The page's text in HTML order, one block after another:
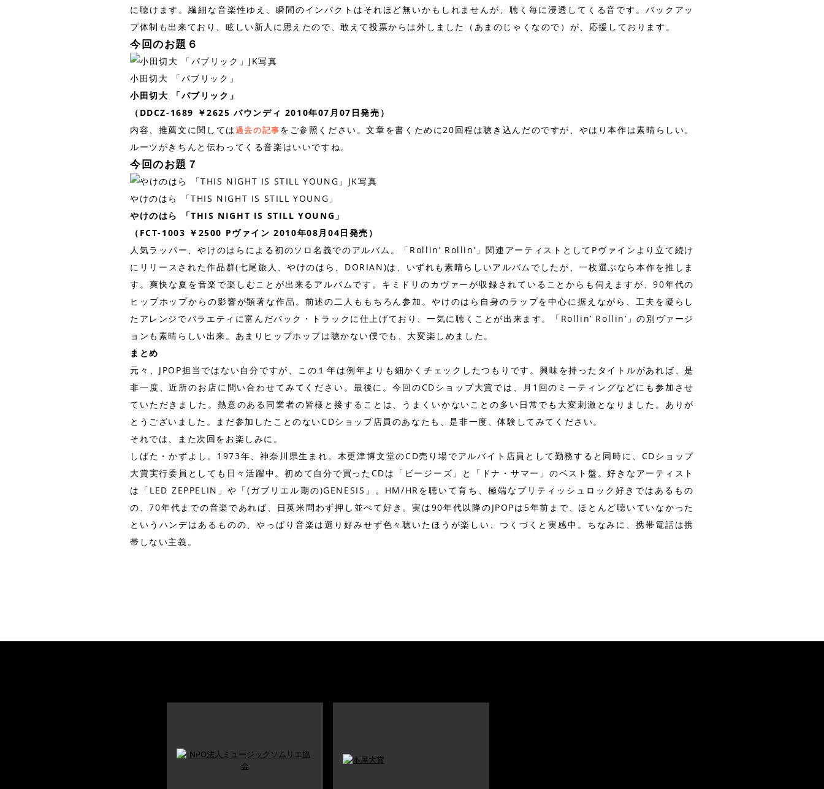
に聴けます。繊細な音楽性ゆえ、瞬間のインパクトはそれほど無いかもしれませんが、聴く毎に浸透してくる音です。バックアッ
プ体制も出来ており、眩しい新人に思えたので、敢えて投票からは外しました（あまのじゃくなので）が、応援しております。
今回のお題６
小田切大 「パブリック」
小田切大 「パブリック」
（DDCZ-1689 ￥2625 バウンディ 2010年07月07日発売）
内容、推薦文に関しては過去の記事をご参照ください。文章を書くために20回程は聴き込んだのですが、やはり本作は素晴らしい。
ルーツがきちんと伝わってくる音楽はいいですね。
今回のお題７
やけのはら 「THIS NIGHT IS STILL YOUNG」
やけのはら 「THIS NIGHT IS STILL YOUNG」
（FCT-1003 ￥2500 Pヴァイン 2010年08月04日発売）
人気ラッパー、やけのはらによる初のソロ名義でのアルバム。「Rollin’ Rollin’」関連アーティストとしてPヴァインより立て続け
にリリースされた作品群(七尾旅人、やけのはら、DORIAN)は、いずれも素晴らしいアルバムでしたが、一枚選ぶなら本作を推しま
す。爽快な夏を音楽で楽しむことが出来るアルバムです。キミドリのカヴァーが収録されていることからも伺えますが、90年代の
ヒップホップからの影響が顕著な作品。前述の二人ももちろん参加。やけのはら自身のラップを中心に据えながら、工夫を凝らし
たアレンジでバラエティに富んだバック・トラックに仕上げており、一気に聴くことが出来ます。「Rollin’ Rollin’」の別ヴァージ
ョンも素晴らしい出来。あまりヒップホップは聴かない僕でも、大変楽しめました。
まとめ
元々、JPOP担当ではない自分ですが、この１年は例年よりも細かくチェックしたつもりです。興味を持ったタイトルがあれば、是
非一度、近所のお店に問い合わせてみてください。最後に。今回のCDショップ大賞では、月1回のミーティングなどにも参加させ
ていただきました。熱意のある同業者の皆様と接することは、うまくいかないことの多い日常でも大変刺激となりました。ありが
とうございました。まだ参加したことのないCDショップ店員のあなたも、是非一度、体験してみてください。
それでは、また次回をお楽しみに。
しばた・かずよし。1973年、神奈川県生まれ。木更津博文堂のCD売り場でアルバイト店員として勤務すると同時に、CDショップ
大賞実行委員としても日々活躍中。初めて自分で買ったCDは「ビージーズ」と「ドナ・サマー」のベスト盤。好きなアーティスト
は「LED ZEPPELIN」や「(ガブリエル期の)GENESIS」。HM/HRを聴いて育ち、極端なブリティッシュロック好きではあるもの
の、70年代までの音楽であれば、日英米問わず押し並べて好き。実は90年代以降のJPOPは5年前まで、ほとんど聴いていなかった
というハンデはあるものの、やっぱり音楽は選り好みせず色々聴いたほうが楽しい、つくづくと実感中。ちなみに、携帯電話は携
帯しない主義。